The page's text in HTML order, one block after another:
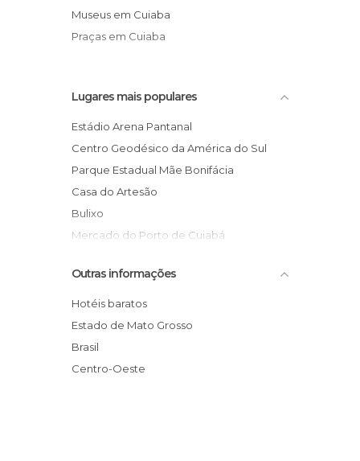
Museus em Cuiaba
Praças em Cuiaba
Lugares mais populares
Estádio Arena Pantanal
Centro Geodésico da América do Sul
Parque Estadual Mãe Bonifácia
Casa do Artesão
Bulixo
Mercado do Porto de Cuiabá
UFMT
Praça Popular
Ditado Popular
Bar do Edgare
Aquário Municipal de Cuiabá
Outras informações
Hotéis baratos
Estado de Mato Grosso
Brasil
Centro-Oeste